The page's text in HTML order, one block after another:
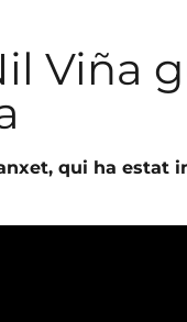
Viña
qui ha estat